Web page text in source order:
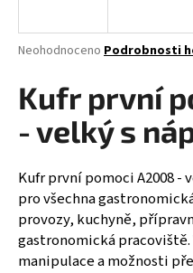
Průměrné
produktu
je
z
hvězdiček.
Neohodnoceno Podrobnosti
Kufr první
- velký s
Kufr první pomoci A2008 -
pro všechna
provozy, kuchyně,
gastronomická
manipulace a možnosti
j
t
?
HLEDAT